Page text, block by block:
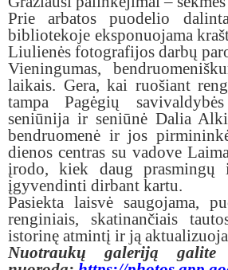
Prie arbatos puodelio
bibliotekoje eksponuojama
Liulienės fotografijos darbų
Vieningumas,
laikais. Gera, kai ruošiant
tampa Pagėgių
seniūnija ir seniūnė Dalia
bendruomenė ir jos
dienos centras su vadove
įrodo, kiek daug
įgyvendinti dirbant kartu.
Pasiekta laisvė saugojama,
renginiais, skatinančiais
istorinę atmintį ir ją
Nuotraukų galeriją galite